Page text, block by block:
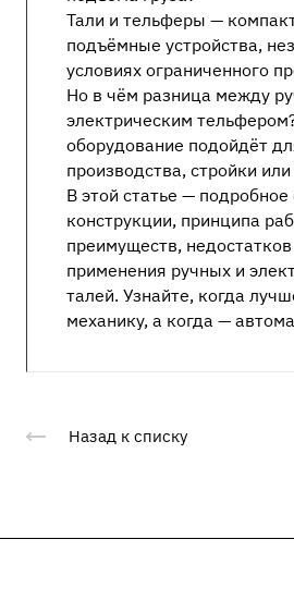
Тали и тельферы —
подъёмные устройства,
условиях ограниченного
Но в чём разница между
электрическим
оборудование подойдёт
производства, стройки
В этой статье — подробное
конструкции, принципа
преимуществ,
применения ручных и
талей. Узнайте, когда
механику, а когда —
Назад к списку